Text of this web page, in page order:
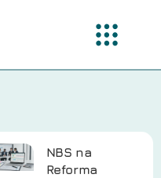
NBS na
Reforma